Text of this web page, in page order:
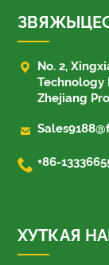

No. 2,
Technology
Zhejiang

 +86-
ХУТКАЯ